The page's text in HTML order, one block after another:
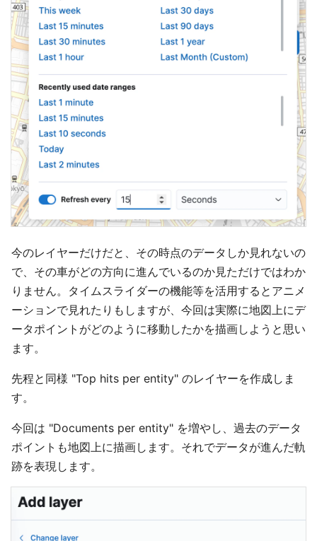
今のレイヤーだけだと、その時点のデータしか見れないの
で、その車がどの方向に進んでいるのか見ただけではわか
りません。タイムスライダーの機能等を活用するとアニメ
ーションで見れたりもしますが、今回は実際に地図上にデ
ータポイントがどのように移動したかを描画しようと思い
ます。
先程と同様 "Top hits per entity" のレイヤーを作成しま
す。
今回は "Documents per entity" を増やし、過去のデータ
ポイントも地図上に描画します。それでデータが進んだ軌
跡を表現します。